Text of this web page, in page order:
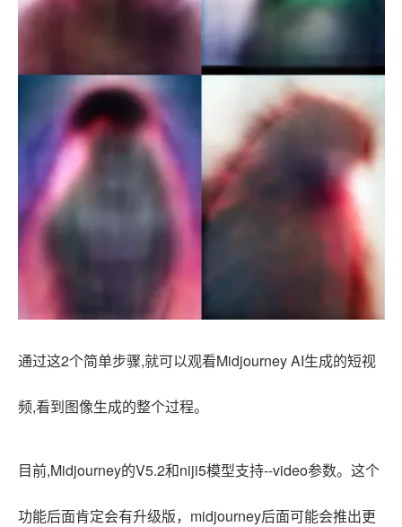
通过这2个简单步骤,就可以观看Midjourney AI生成的短视
频,看到图像生成的整个过程。
目前,Midjourney的V5.2和niji5模型支持--video参数。这个
功能后面肯定会有升级版，midjourney后面可能会推出更